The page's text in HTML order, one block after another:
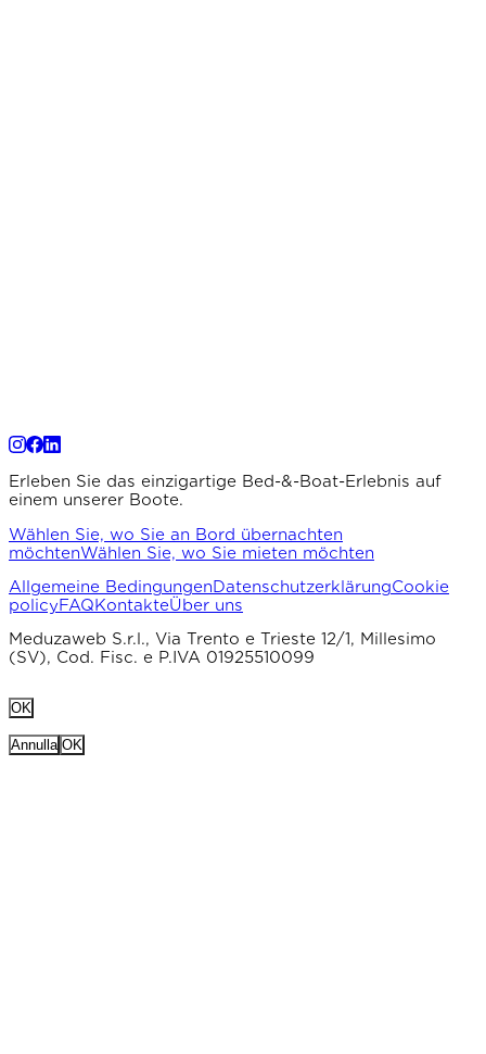
Erleben Sie das einzigartige Bed-&-Boat-Erlebnis auf
einem unserer Boote.
Wählen Sie, wo Sie an Bord übernachten
möchtenWählen Sie, wo Sie mieten möchten
Allgemeine BedingungenDatenschutzerklärungCookie
policyFAQKontakteÜber uns
Meduzaweb S.r.l., Via Trento e Trieste 12/1, Millesimo
(SV), Cod. Fisc. e P.IVA 01925510099
OK
Annulla OK